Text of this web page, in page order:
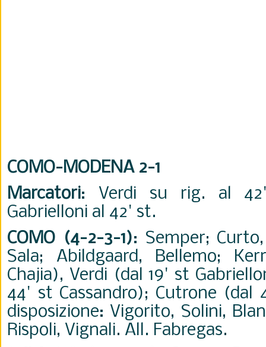
COMO-MODENA 2-1
Marcatori: Verdi su rig. al
Gabrielloni al 42' st.
COMO (4-2-3-1): Semper;
Sala; Abildgaard, Bellemo;
Chajia), Verdi (dal 19' st
44' st Cassandro); Cutrone
disposizione: Vigorito, Solini,
Rispoli, Vignali. All. Fabregas.